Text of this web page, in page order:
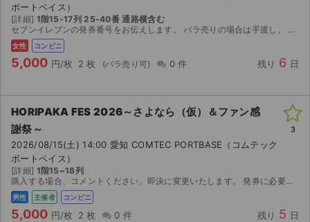
ボートベイス）
[詳細] 1階15-17列 25-40番 通路横含む
セブンイレブンの発券番号をお伝えします。 バラ売りの場合は手渡し。 コメントいただければ即決に変更いたします。
女性 コンビニ
5,000 円/枚 2 枚 0 件 残り 6 日
HORIPAKA FES 2026～さよなら（仮）＆ファン感
謝祭～
2026/08/15(土) 14:00 愛知 COMTEC PORTBASE（コムテック
ボートベイス）
[詳細] 1階15~18列
購入する場合、コメントください。即決に変更いたします。 発券に必要な情報を連絡いたします。（10日〜発券開始） ご自身で発券してください。 手渡し希望の場合は要相談。コメントください。 入場...
男性 主催者 コンビニ
5,000 円/枚 2 枚 0 件 残り 5 日
3